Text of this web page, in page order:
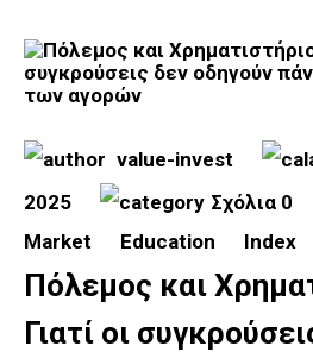
value-invest
2025
Σχόλια 0
Market
Education Index
Πόλεμος και
Γιατί οι